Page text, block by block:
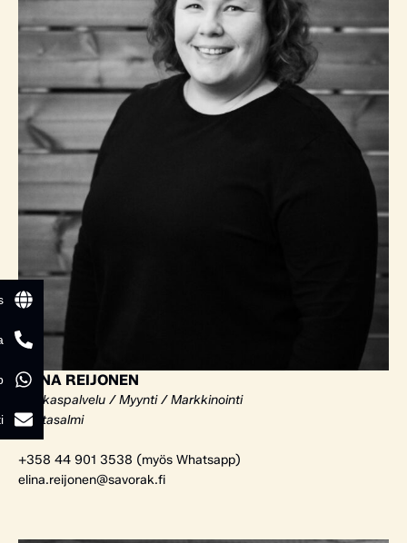
ELINA REIJONEN
Asiakaspalvelu / Myynti / Markkinointi
Rantasalmi
+358 44 901 3538 (myös Whatsapp)
elina.reijonen@savorak.fi